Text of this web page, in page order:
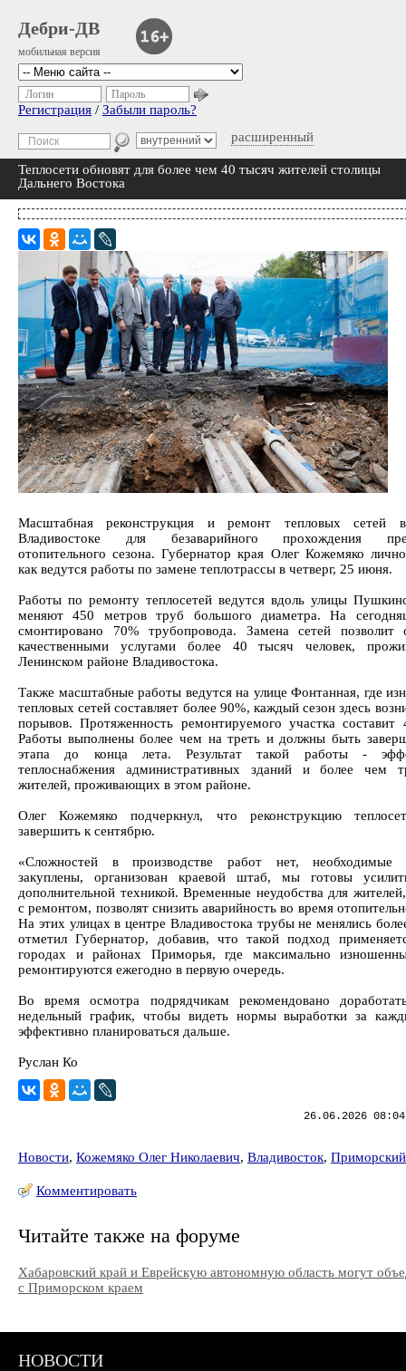
Дебри-ДВ
мобильная версия
расширенный
Логин Пароль
Регистрация / Забыли пароль?
Теплосети обновят для более чем 40 тысяч жителей столицы
Дальнего Востока
Масштабная реконструкция и ремонт тепловых сетей
Владивостоке для безаварийного прохождения
отопительного сезона. Губернатор края Олег Кожемяко
как ведутся работы по замене теплотрассы в четверг, 25 июня.
Работы по ремонту теплосетей ведутся вдоль улицы
меняют 450 метров труб большого диаметра. На
смонтировано 70% трубопровода. Замена сетей позволит
качественными услугами более 40 тысяч человек,
Ленинском районе Владивостока.
Также масштабные работы ведутся на улице Фонтанная, где
тепловых сетей составляет более 90%, каждый сезон здесь
порывов. Протяженность ремонтируемого участка составит
Работы выполнены более чем на треть и должны быть
этапа до конца лета. Результат такой работы -
теплоснабжения административных зданий и более чем
жителей, проживающих в этом районе.
Олег Кожемяко подчеркнул, что реконструкцию
завершить к сентябрю.
«Сложностей в производстве работ нет, необходимые
закуплены, организован краевой штаб, мы готовы
дополнительной техникой. Временные неудобства для
с ремонтом, позволят снизить аварийность во время
На этих улицах в центре Владивостока трубы не менялись
отметил Губернатор, добавив, что такой подход
городах и районах Приморья, где максимально
ремонтируются ежегодно в первую очередь.
Во время осмотра подрядчикам рекомендовано
недельный график, чтобы видеть нормы выработки за
эффективно планироваться дальше.
Руслан Ко
26.06.2026
Новости, Кожемяко Олег Николаевич, Владивосток,
Комментировать
Читайте также на форуме
Хабаровский край и Еврейскую автономную область могут
с Приморском краем
НОВОСТИ